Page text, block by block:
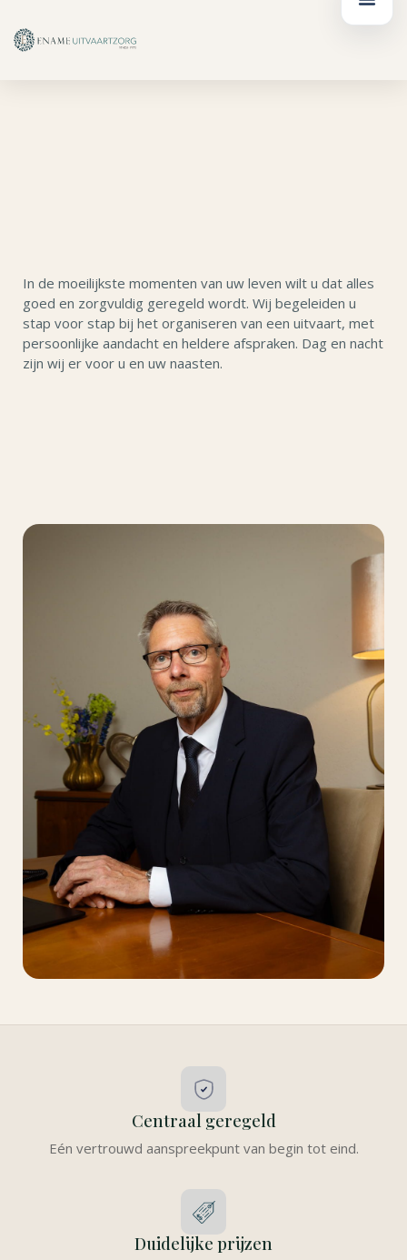
inhoud
naar
de
In de moeilijkste momenten van uw leven wilt u dat alles
goed en zorgvuldig geregeld wordt. Wij begeleiden u
stap voor stap bij het organiseren van een uitvaart, met
persoonlijke aandacht en heldere afspraken. Dag en nacht
zijn wij er voor u en uw naasten.
Centraal geregeld
Eén vertrouwd aanspreekpunt van begin tot eind.
Duidelijke prijzen